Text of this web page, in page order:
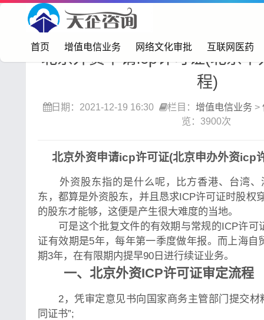
首页 增值电信业务 网络文化审批 互联网医药
首页> 增值电信业务 信息服务业务（icp）
北京外资申请icp许可证(北京
程)
日期：2021-12-19 16:30 栏目： 增值电信业务>
览：3900次
北京外资申请icp许可证(北京申办外资icp
外资股东指的是什么呢，比方香港、台湾、
东，都算是外资股东，并且恳求ICP许可证时股权
的股东才能够，这便是产生很大难度的当地。
可是这个批复文件的有效期与常规的ICP许可
证有效期是5年，每年第一季度做年报。而上海自
期3年，在有限期内提早90日进行续证业务。
一、北京外资ICP许可证审定流程
2，凭审定意见书向国家商务主管部门提交材
同证书”;